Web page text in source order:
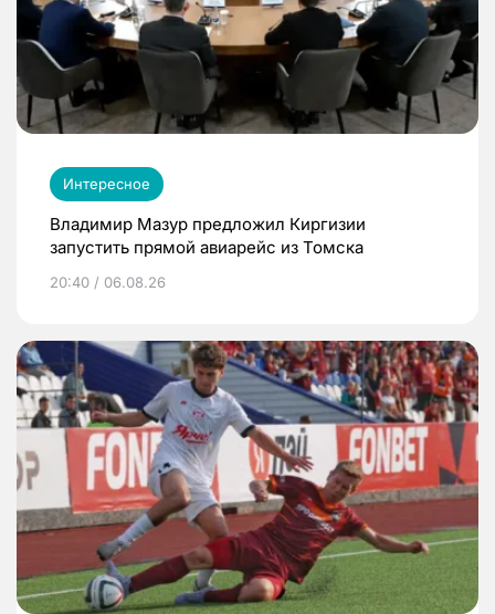
Интересное
Владимир Мазур предложил Киргизии
запустить прямой авиарейс из Томска
20:40 / 06.08.26